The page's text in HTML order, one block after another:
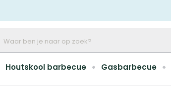
Houtskool barbecue Gasbarbecue